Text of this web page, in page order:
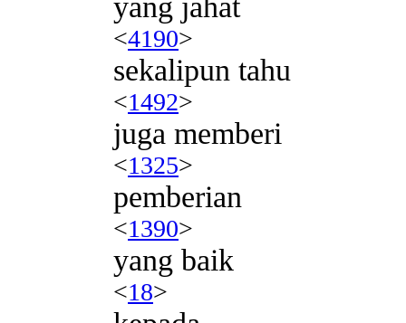
<4190>
sekalipun tahu
<1492>
juga memberi
<1325>
pemberian
<1390>
yang baik
<18>